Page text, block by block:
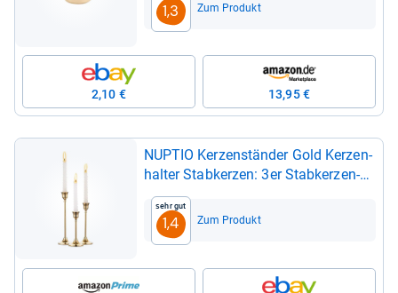
1,3 Zum Produkt
2,10 € 13,95 €
NUP­TIO Ker­zen­stän­der Gold Ker­zen­
hal­ter Stab­ker­zen: 3er Stab­ker­zen­
hal­ter
Sehr gut
1,4 Zum Produkt